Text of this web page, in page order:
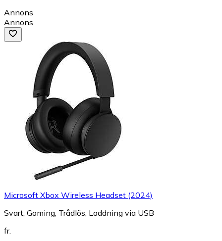
Annons
Annons
Microsoft Xbox Wireless Headset (2024)
Svart, Gaming, Trådlös, Laddning via USB
fr.